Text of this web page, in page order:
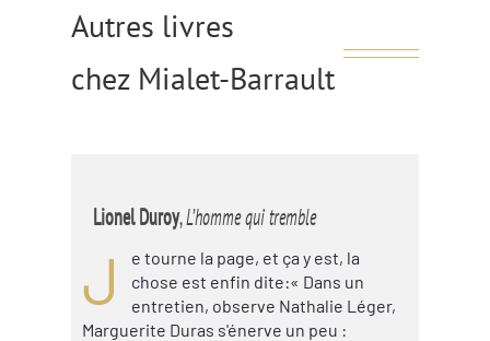
Autres livres
chez Mialet-Barrault
Lionel Duroy,L’homme qui tremble
J
e tourne la page, et ça y est, la
chose est enfin dite:« Dans un
entretien, observe Nathalie Léger,
Marguerite Duras s'énerve un peu :